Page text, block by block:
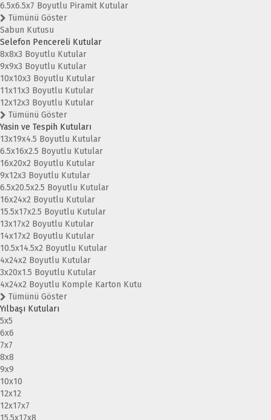
6.5x6.5x7 Boyutlu Piramit Kutular
Tümünü Göster
Sabun Kutusu
Selefon Pencereli Kutular
8x8x3 Boyutlu Kutular
9x9x3 Boyutlu Kutular
10x10x3 Boyutlu Kutular
11x11x3 Boyutlu Kutular
12x12x3 Boyutlu Kutular
Tümünü Göster
Yasin ve Tespih Kutuları
13x19x4.5 Boyutlu Kutular
6.5x16x2.5 Boyutlu Kutular
16x20x2 Boyutlu Kutular
9x12x3 Boyutlu Kutular
6.5x20.5x2.5 Boyutlu Kutular
16x24x2 Boyutlu Kutular
15.5x17x2.5 Boyutlu Kutular
13x17x2 Boyutlu Kutular
14x17x2 Boyutlu Kutular
10.5x14.5x2 Boyutlu Kutular
4x24x2 Boyutlu Kutular
3x20x1.5 Boyutlu Kutular
4x24x2 Boyutlu Komple Karton Kutu
Tümünü Göster
Yılbaşı Kutuları
5x5
6x6
7x7
8x8
9x9
10x10
12x12
12x17x7
15.5x17x8